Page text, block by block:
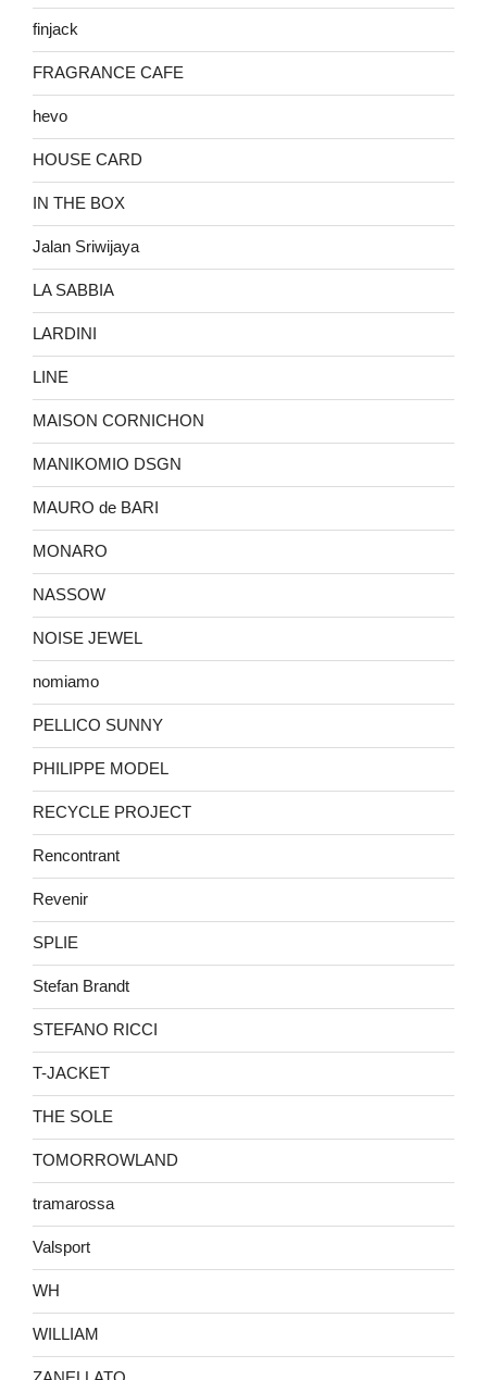
finjack
FRAGRANCE CAFE
hevo
HOUSE CARD
IN THE BOX
Jalan Sriwijaya
LA SABBIA
LARDINI
LINE
MAISON CORNICHON
MANIKOMIO DSGN
MAURO de BARI
MONARO
NASSOW
NOISE JEWEL
nomiamo
PELLICO SUNNY
PHILIPPE MODEL
RECYCLE PROJECT
Rencontrant
Revenir
SPLIE
Stefan Brandt
STEFANO RICCI
T-JACKET
THE SOLE
TOMORROWLAND
tramarossa
Valsport
WH
WILLIAM